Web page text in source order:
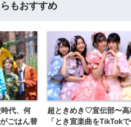
もおすすめ
代、何
ごはん替
超ときめき♡宣伝部〜高
「とき宣楽曲をTikTok